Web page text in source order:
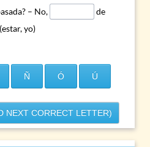
– No,
de
yo)
Ñ Ó Ú
NEXT CORRECT LETTER)